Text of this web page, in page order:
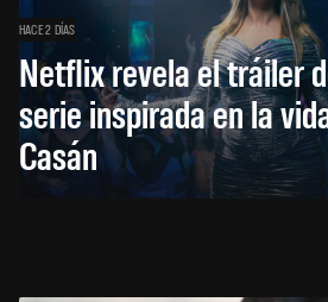
HACE 2 DÍAS
Netflix revela el tráiler
serie inspirada en la
Casán